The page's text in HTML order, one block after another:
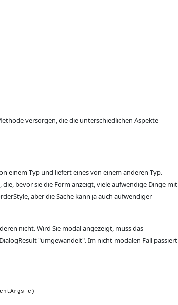
versorgen, die die unterschiedlichen Aspekte
einem Typ und liefert eines von einem anderen Typ.
bevor sie die Form anzeigt, viele aufwendige Dinge mit
aber die Sache kann ja auch aufwendiger
nicht. Wird Sie modal angezeigt, muss das
"umgewandelt". Im nicht-modalen Fall passiert
e)